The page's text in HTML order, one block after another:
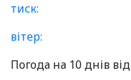
тиск:
вітер:
Погода на 10 днів від